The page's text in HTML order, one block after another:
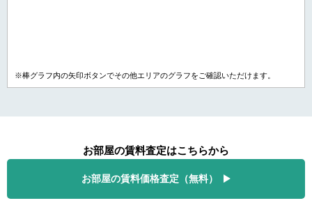
※棒グラフ内の矢印ボタンでその他エリアのグラフをご確認いただけます。
お部屋の賃料査定はこちらから
お部屋の賃料価格査定（無料）